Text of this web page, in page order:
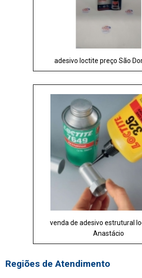
adesivo loctite preço São
venda de adesivo estrutural
Anastácio
Regiões de Atendimento